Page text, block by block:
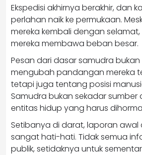
Ekspedisi akhirnya berakhir, dan
perlahan naik ke permukaan.
mereka kembali dengan
mereka membawa beban besar.
Pesan dari dasar samudra
mengubah pandangan mereka
tetapi juga tentang posisi
Samudra bukan sekadar sumber
entitas hidup yang harus
Setibanya di darat, laporan
sangat hati-hati. Tidak semua
publik, setidaknya untuk